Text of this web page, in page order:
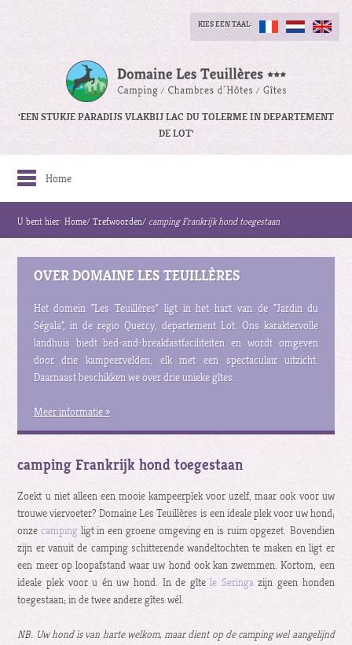
KIES EEN TAAL:
'EEN STUKJE PARADIJS VLAKBIJ LAC DU TOLERME IN DEPARTEMENT
DE LOT'
Home
U bent hier:Home/Trefwoorden/ camping Frankrijk hond toegestaan
OVER DOMAINE LES TEUILLÈRES
Het domein "Les Teuillères" ligt in het hart van de "Jardin du
Ségala", in de regio Quercy, departement Lot. Ons karaktervolle
landhuis biedt bed-and-breakfastfaciliteiten en wordt omgeven
door drie kampeervelden, elk met een spectaculair uitzicht.
Daarnaast beschikken we over drie unieke gîtes.
Meer informatie »
camping Frankrijk hond toegestaan
Zoekt u niet alleen een mooie kampeerplek voor uzelf, maar ook voor uw
trouwe viervoeter? Domaine Les Teuillères is een ideale plek voor uw hond;
onzecamping ligt in een groene omgeving en is ruim opgezet. Bovendien
zijn er vanuit de camping schitterende wandeltochten te maken en ligt er
een meer op loopafstand waar uw hond ook kan zwemmen. Kortom, een
ideale plek voor u én uw hond. In de gîtele Seringazijn geen honden
toegestaan; in de twee andere gîtes wél.
NB. Uw hond is van harte welkom, maar dient op de camping wel aangelijnd